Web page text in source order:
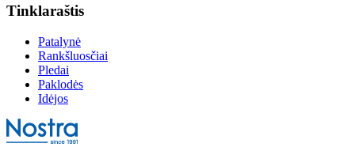
Tinklaraštis
Patalynė
Rankšluosčiai
Pledai
Paklodės
Idėjos